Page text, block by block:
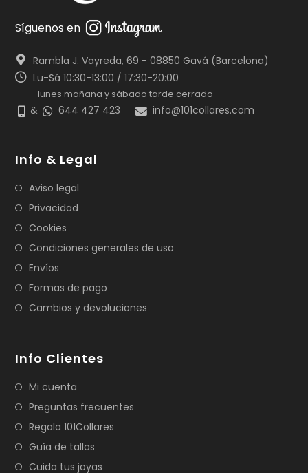
Síguenos en
Rambla J. Vayreda, 69 - 08850 Gavá (Barcelona)
Lu-Sá 10:30-13:00 / 17:30-20:00
-lunes mañana y sábado tarde cerrado-
& 644 427 423 info@101collares.com
Info & Legal
Aviso legal
Privacidad
Cookies
Condiciones generales de uso
Envíos
Formas de pago
Cambios y devoluciones
Info Clientes
Mi cuenta
Preguntas frecuentes
Regala 101Collares
Guía de tallas
Cuida tus joyas